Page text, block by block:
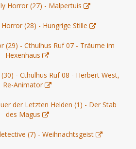
Horror (27) - Malpertuis
(28) - Hungrige Stille
(29) - Cthulhus Ruf 07 - Träume im
Hexenhaus
- Cthulhus Ruf 08 - Herbert West,
Re-Animator
der Letzten Helden (1) - Der Stab
des Magus
(7) - Weihnachtsgeist